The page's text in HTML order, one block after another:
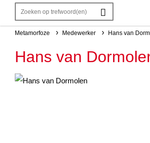
Metamorfoze Medewerker Hans van
Hans van